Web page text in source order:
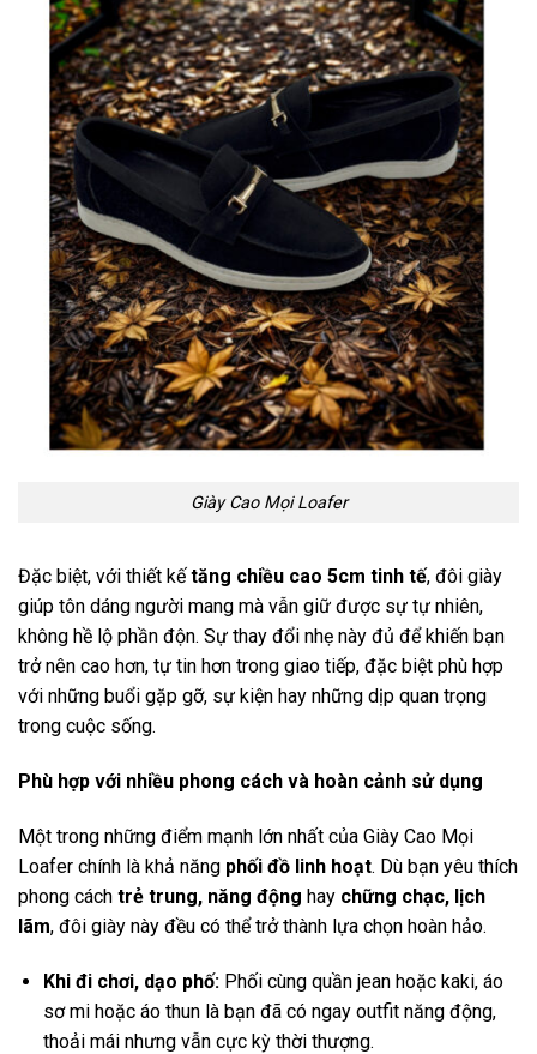
Giày Cao Mọi Loafer
Đặc biệt, với thiết kếtăng chiều cao 5cm tinh tế, đôi giày
giúp tôn dáng người mang mà vẫn giữ được sự tự nhiên,
không hề lộ phần độn. Sự thay đổi nhẹ này đủ để khiến bạn
trở nên cao hơn, tự tin hơn trong giao tiếp, đặc biệt phù hợp
với những buổi gặp gỡ, sự kiện hay những dịp quan trọng
trong cuộc sống.
Phù hợp với nhiều phong cách và hoàn cảnh sử dụng
Một trong những điểm mạnh lớn nhất của Giày Cao Mọi
Loafer chính là khả năng phối đồ linh hoạt. Dù bạn yêu thích
phong cách trẻ trung, năng động hay chững chạc, lịch
lãm, đôi giày này đều có thể trở thành lựa chọn hoàn hảo.
Khi đi chơi, dạo phố:Phối cùng quần jean hoặc kaki, áo
sơ mi hoặc áo thun là bạn đã có ngay outfit năng động,
thoải mái nhưng vẫn cực kỳ thời thượng.